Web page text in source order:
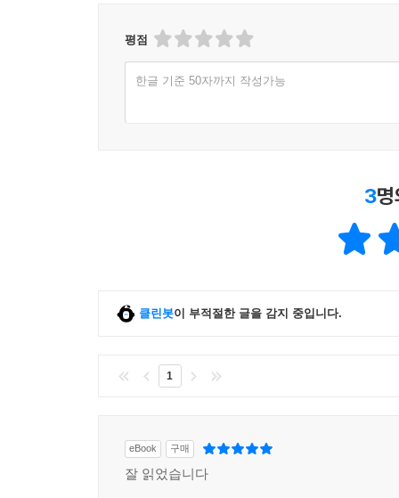
평점
한글 기준 50자까지 작성가능
3
클린봇이 부적절한 글을 감지 중입니다.
1
eBook 구매
잘 읽었습니다